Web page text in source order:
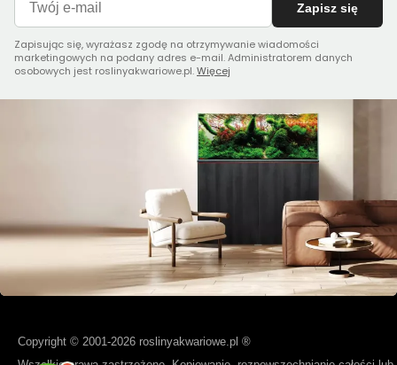
Zapisz się
Zapisując się, wyrażasz zgodę na otrzymywanie wiadomości
marketingowych na podany adres e-mail. Administratorem danych
osobowych jest roslinyakwariowe.pl.Więcej
Copyright © 2001-2026 roslinyakwariowe.pl ®